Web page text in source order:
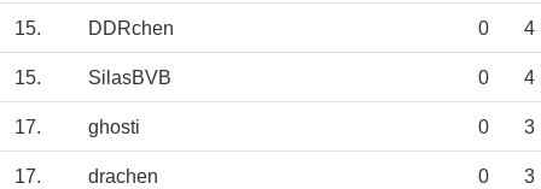
15. DDRchen 0 4
15. SilasBVB 0 4
17. ghosti 0 3
17. drachen 0 3